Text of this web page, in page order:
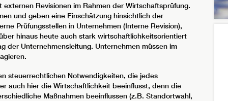
Revisionen im Rahmen der Wirtschaftsprüfung.
und geben eine Einschätzung hinsichtlich der
Prüfungsstellen in Unternehmen (Interne Revision),
hinaus heute auch stark wirtschaftlichkeitsorientiert
der Unternehmensleitung. Unternehmen müssen im
steuerrechtlichen Notwendigkeiten, die jedes
auch hier die Wirtschaftlichkeit beeinflusst, denn die
Maßnahmen beeinflussen (z.B. Standortwahl,